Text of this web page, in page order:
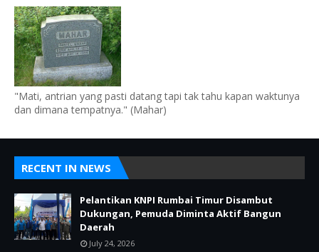
"Mati, antrian yang pasti datang tapi tak tahu kapan waktunya
dan dimana tempatnya." (Mahar)
RECENT IN NEWS
Pelantikan KNPI Rumbai Timur Disambut
Dukungan, Pemuda Diminta Aktif Bangun
Daerah
July 24, 2026